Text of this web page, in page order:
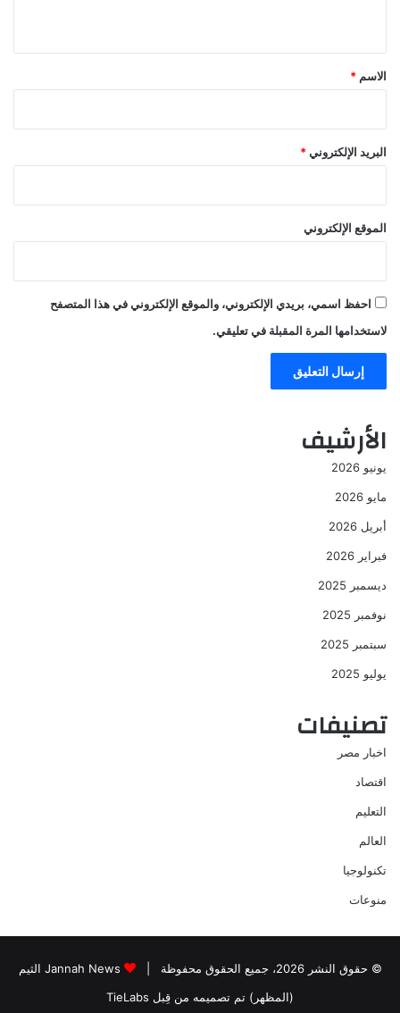
*
الاسم *
البريد الإلكتروني *
الموقع الإلكتروني
احفظ اسمي، بريدي الإلكتروني، والموقع الإلكتروني في هذا المتصفح
لاستخدامها المرة المقبلة في تعليقي.
الأرشيف
يونيو 2026
مايو 2026
أبريل 2026
فبراير 2026
ديسمبر 2025
نوفمبر 2025
سبتمبر 2025
يوليو 2025
تصنيفات
اخبار مصر
اقتصاد
التعليم
العالم
تكنولوجيا
منوعات
© حقوق النشر 2026، جميع الحقوق محفوظة |
Jannah News الثيم
(المظهر) تم تصميمه من قِبل TieLabs